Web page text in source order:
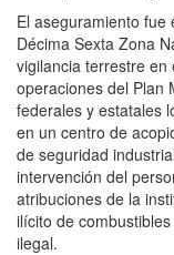
El aseguramiento fue
Décima Sexta Zona
vigilancia terrestre
operaciones del Plan
federales y estatales
en un centro de
de seguridad
intervención del
atribuciones de la
ilícito de
ilegal.